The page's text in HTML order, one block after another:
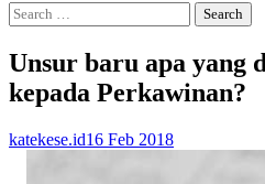
Search
for:
Unsur baru apa yang
kepada Perkawinan?
katekese.id16 Feb 2018